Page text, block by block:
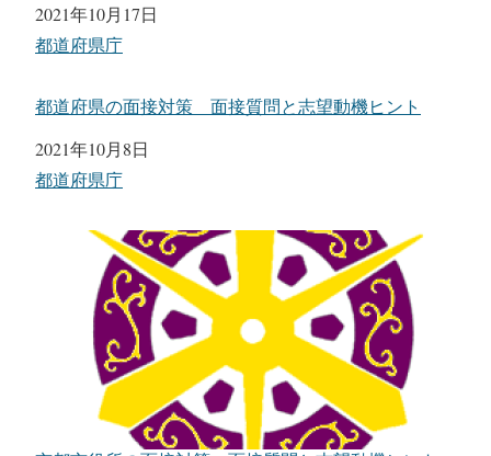
日付
2021年10月17日
関連理由
都道府県庁
都道府県の面接対策 面接質問と志望動機ヒント
日付
2021年10月8日
関連理由
都道府県庁